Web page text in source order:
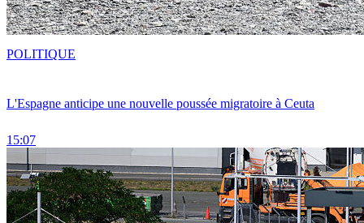
L'Espagne anticipe une nouvelle poussée migratoire à Ceuta
15:07
POLITIQUE